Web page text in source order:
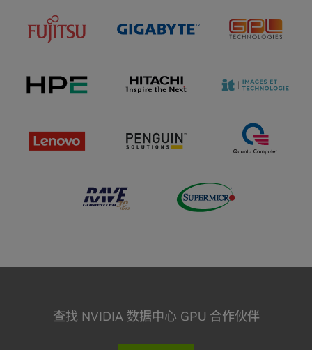
查找 NVIDIA 数据中心 GPU 合作伙伴